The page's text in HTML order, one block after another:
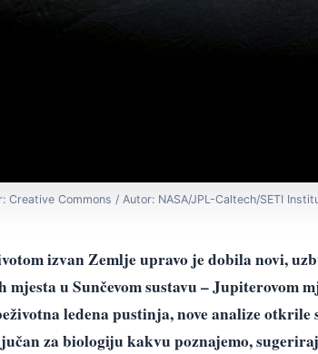
Creative Commons / Autor: NASA/JPL-Caltech/SETI
izvan Zemlje upravo je dobila novi,
u Sunčevom sustavu – Jupiterovom
ledena pustinja, nove analize
za biologiju kakvu poznajemo,